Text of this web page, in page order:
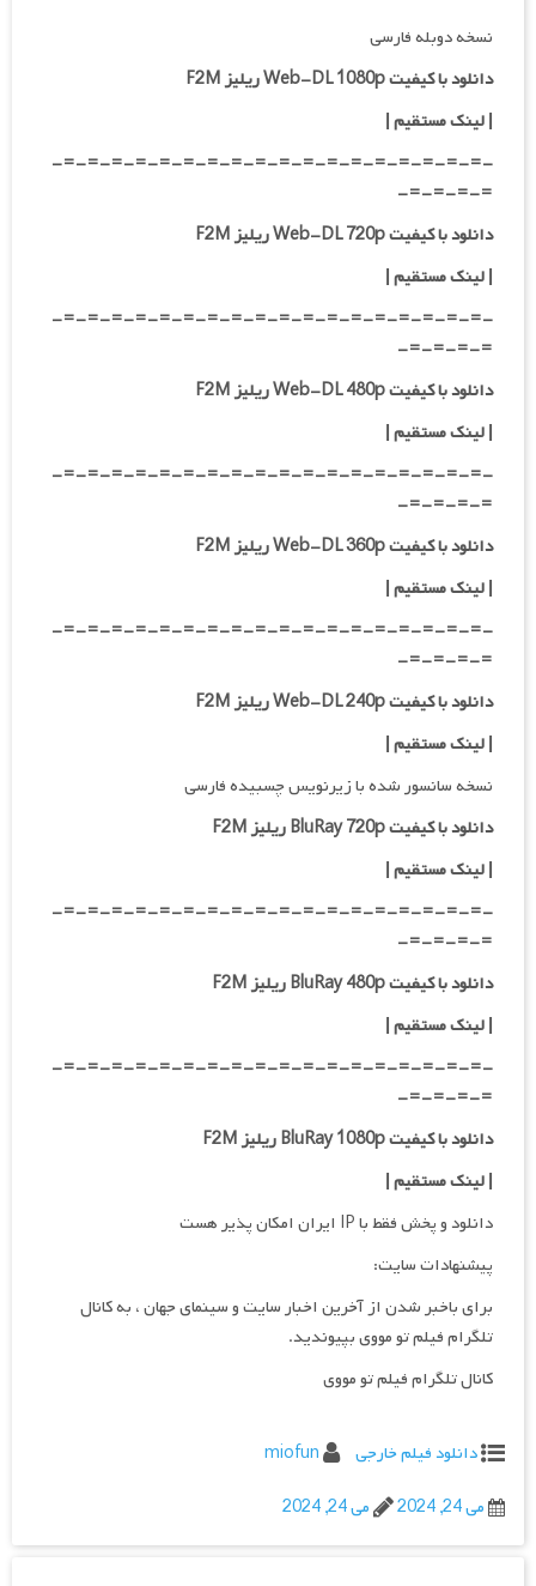
نسخه دوبله فارسی
دانلود با کیفیت Web-DL 1080p ریلیز F2M
|لینک مستقیم|
-=-=-=-=-=-=-=-=-=-=-=-=-=-=-=-=-=-=-
=-=-=-=-
دانلود با کیفیت Web-DL 720p ریلیز F2M
|لینک مستقیم|
-=-=-=-=-=-=-=-=-=-=-=-=-=-=-=-=-=-=-
=-=-=-=-
دانلود با کیفیت Web-DL 480p ریلیز F2M
|لینک مستقیم|
-=-=-=-=-=-=-=-=-=-=-=-=-=-=-=-=-=-=-
=-=-=-=-
دانلود با کیفیت Web-DL 360p ریلیز F2M
| لینک مستقیم|
-=-=-=-=-=-=-=-=-=-=-=-=-=-=-=-=-=-=-
=-=-=-=-
دانلود با کیفیت Web-DL 240p ریلیز F2M
| لینک مستقیم|
نسخه سانسور شده با زیرنویس چسبیده فارسی
دانلود با کیفیت BluRay 720p ریلیز F2M
| لینک مستقیم|
-=-=-=-=-=-=-=-=-=-=-=-=-=-=-=-=-=-=-
=-=-=-=-
دانلود با کیفیت BluRay 480p ریلیز F2M
| لینک مستقیم|
-=-=-=-=-=-=-=-=-=-=-=-=-=-=-=-=-=-=-
=-=-=-=-
دانلود با کیفیت BluRay 1080p ریلیز F2M
|لینک مستقیم|
دانلود و پخش فقط با IP ایران امکان پذیر هست
پیشنهادات سایت:
برای باخبر شدن از آخرین اخبار سایت و سینمای جهان ، به کانال
تلگرام فیلم تو مووی بپیوندید.
کانال تلگرام فیلم تو مووی
دانلود فیلم خارجی
miofun
می 24, 2024
می 24, 2024